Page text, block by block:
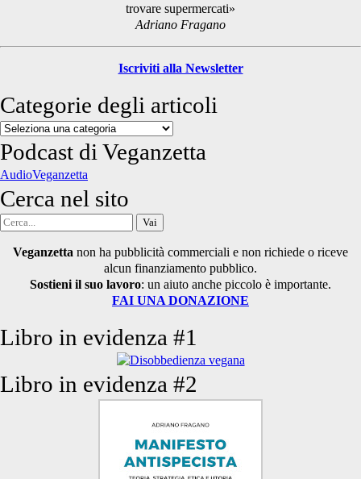
trovare supermercati»
Adriano Fragano
Iscriviti alla Newsletter
Categorie degli articoli
Categorie
degli
articoli
Podcast di Veganzetta
AudioVeganzetta
Cerca nel sito
Cerca
Veganzetta non ha pubblicità commerciali e non richiede o riceve
alcun finanziamento pubblico.
Sostieni il suo lavoro: un aiuto anche piccolo è importante.
FAI UNA DONAZIONE
Libro in evidenza #1
Libro in evidenza #2